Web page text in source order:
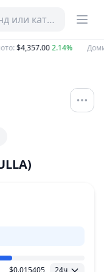
или категорию
:$4,357.002.14%
$0.015405 24ч